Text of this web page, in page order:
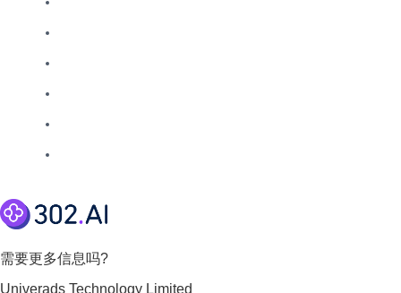
需要更多信息吗?
Univerads Technology Limited